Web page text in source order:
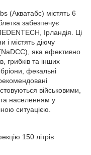
(Акватабс) містять 6
забезпечує
Ірландія. Ці
і містять діючу
яка ефективно
грибків та інших
фекальні
військовими,
населенням у
ситуацією.
150 літрів